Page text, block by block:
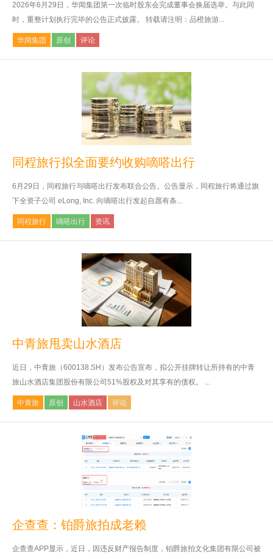
2026年6月29日，华闻集团第一次临时股东会完成董事会换届选举。与此同
时，重整计划执行完毕的公告正式披露。 转载请注明：品橙旅游...
华闻集团 原创 评论
同程旅行拟全面要约收购嘀嗒出行
6月29日，同程旅行与嘀嗒出行发布联合公告。公告显示，同程旅行将通过旗
下全资子公司 eLong, Inc. 向嘀嗒出行发起自愿有条...
同程旅行 嘀嗒出行 资讯
中青旅甩卖山水酒店
近日，中青旅（600138.SH）发布公告宣布，拟公开挂牌转让所持有的中青
旅山水酒店集团股份有限公司51%股权及对其享有的债权。 ...
中青旅 原创 山水酒店 评论
企查查：铂爵旅拍成老赖
企查查APP显示，近日，因违反财产报告制度，铂爵旅拍文化集团有限公司被